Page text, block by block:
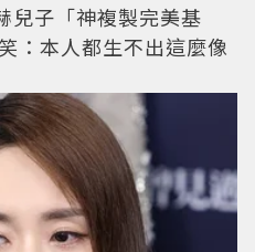
兒子「神複製完美基
：本人都生不出這麼像